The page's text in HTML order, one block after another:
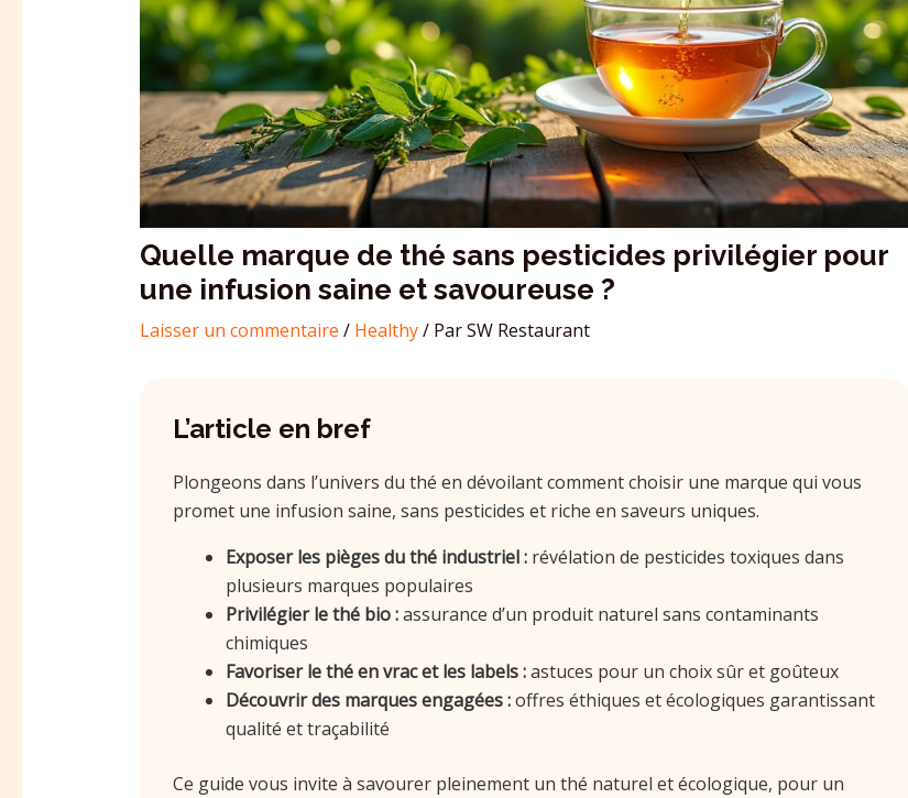
Quelle marque de thé sans pesticides privilégier pour
une infusion saine et savoureuse ?
Laisser un commentaire / Healthy/ ParSW Restaurant
L’article en bref
Plongeons dans l’univers du thé en dévoilant comment choisir une marque qui vous
promet une infusion saine, sans pesticides et riche en saveurs uniques.
Exposer les pièges du thé industriel :révélation de pesticides toxiques dans
plusieurs marques populaires
Privilégier le thé bio :assurance d’un produit naturel sans contaminants
chimiques
Favoriser le thé en vrac et les labels :astuces pour un choix sûr et goûteux
Découvrir des marques engagées :offres éthiques et écologiques garantissant
qualité et traçabilité
Ce guide vous invite à savourer pleinement un thé naturel et écologique, pour un